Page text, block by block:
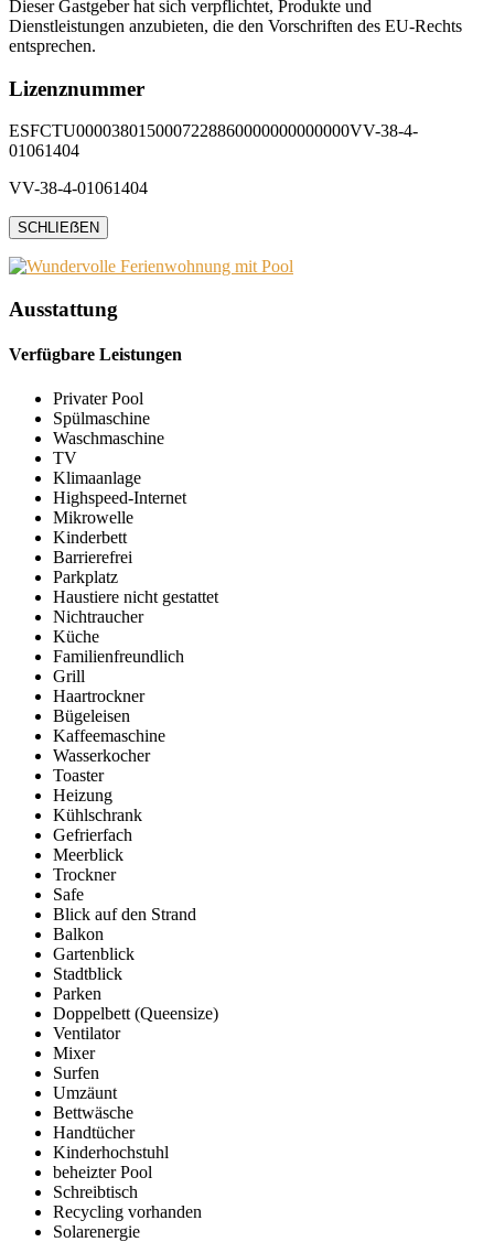
Dieser Gastgeber hat sich verpflichtet, Produkte und
Dienstleistungen anzubieten, die den Vorschriften des EU-Rechts
entsprechen.
Lizenznummer
ESFCTU0000380150007228860000000000000VV-38-4-
01061404
VV-38-4-01061404
SCHLIEẞEN
Ausstattung
Verfügbare Leistungen
Privater Pool
Spülmaschine
Waschmaschine
TV
Klimaanlage
Highspeed-Internet
Mikrowelle
Kinderbett
Barrierefrei
Parkplatz
Haustiere nicht gestattet
Nichtraucher
Küche
Familienfreundlich
Grill
Haartrockner
Bügeleisen
Kaffeemaschine
Wasserkocher
Toaster
Heizung
Kühlschrank
Gefrierfach
Meerblick
Trockner
Safe
Blick auf den Strand
Balkon
Gartenblick
Stadtblick
Parken
Doppelbett (Queensize)
Ventilator
Mixer
Surfen
Umzäunt
Bettwäsche
Handtücher
Kinderhochstuhl
beheizter Pool
Schreibtisch
Recycling vorhanden
Solarenergie